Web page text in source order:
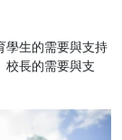
學生的需要與支持
校長的需要與支